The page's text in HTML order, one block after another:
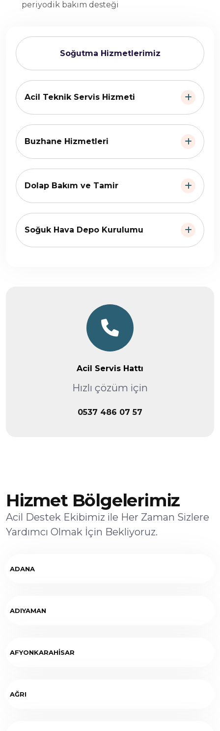
Soğutma Hizmetlerimiz
Acil Teknik Servis Hizmeti
Buzhane Hizmetleri
Dolap Bakım ve Tamir
Soğuk Hava Depo Kurulumu
Acil Servis Hattı
Hızlı çözüm için
0537 486 07 57
periyodik bakım desteği
Hizmet Bölgelerimiz
Acil Destek Ekibimiz ile Her Zaman Sizlere
Yardımcı Olmak İçin Bekliyoruz.
ADANA
ADIYAMAN
AFYONKARAHİSAR
AĞRI